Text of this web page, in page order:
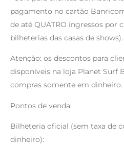
pagamento no cartão
de até QUATRO ingressos por
bilheterias das casas de shows).
Atenção: os descontos para
disponíveis na loja Planet Surf
compras somente em dinheiro.
Pontos de venda:
Bilheteria oficial (sem taxa de
dinheiro):